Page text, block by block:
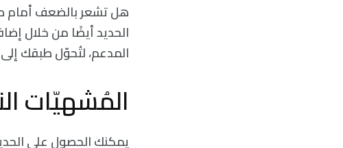
هل تشعر بالضعف أمام
الحديد أيضًا من خلال
المدعم، لتُحوّل طبقك إلى
المُشهيّات
يمكنك الحصول على